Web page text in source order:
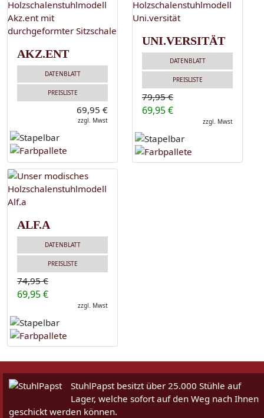
AKZ.ENT
DATENBLATT
PREISLISTE
69,95 €
zzgl. Mwst
UNI.VERSITÄT
DATENBLATT
PREISLISTE
79,95 €
69,95 €
zzgl. Mwst
ALF.A
DATENBLATT
PREISLISTE
74,95 €
69,95 €
zzgl. Mwst
StuhlPapst besitzt über 25.000 Stühle auf
Lager, welche sofort auf den Weg nach Ihnen
geschickt werden können.